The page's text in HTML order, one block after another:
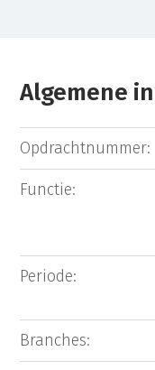
Algemene
Opdrachtnummer:
Functie:
Periode:
Branches: